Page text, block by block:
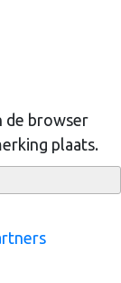
de browser
plaats.